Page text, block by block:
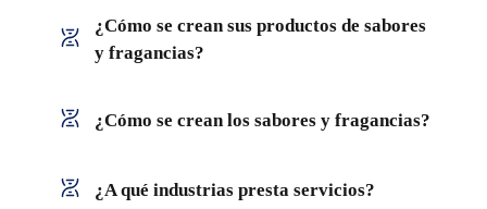
¿Cómo se crean sus productos de sabores
y fragancias?
¿Cómo se crean los sabores y fragancias?
¿A qué industrias presta servicios?